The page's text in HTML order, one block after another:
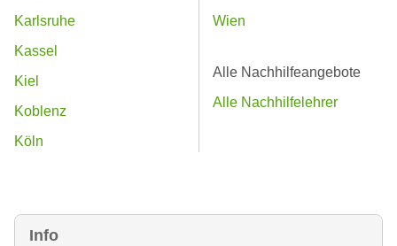
Info
Karlsruhe
Kassel
Kiel
Koblenz
Köln
Wien
Alle Nachhilfeangebote
Alle Nachhilfelehrer